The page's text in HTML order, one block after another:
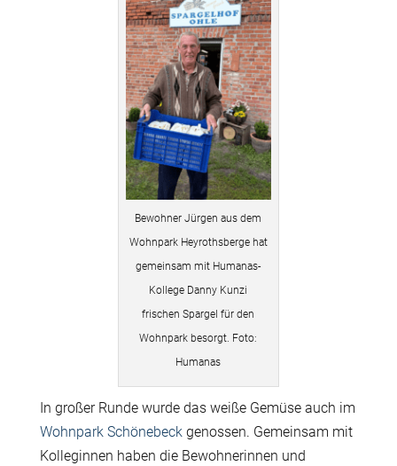
Bewohner Jürgen aus dem
Wohnpark Heyrothsberge hat
gemeinsam mit Humanas-
Kollege Danny Kunzi
frischen Spargel für den
Wohnpark besorgt. Foto:
Humanas
In großer Runde wurde das weiße Gemüse auch im
Wohnpark Schönebeckgenossen. Gemeinsam mit
Kolleginnen haben die Bewohnerinnen und